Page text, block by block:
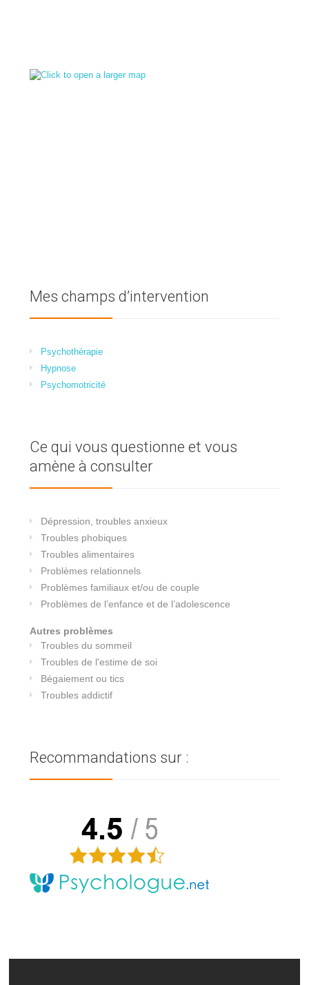
Mes champs d’intervention
Psychothérapie
Hypnose
Psychomotricité
Ce qui vous questionne et vous
amène à consulter
Dépression, troubles anxieux
Troubles phobiques
Troubles alimentaires
Problèmes relationnels
Problèmes familiaux et/ou de couple
Problèmes de l’enfance et de l’adolescence
Autres problèmes
Troubles du sommeil
Troubles de l'estime de soi
Bégaiement ou tics
Troubles addictif
Recommandations sur :